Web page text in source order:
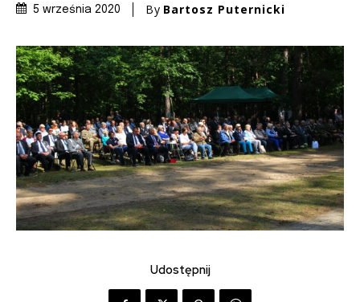
5 września 2020 By Bartosz Puternicki
Udostępnij